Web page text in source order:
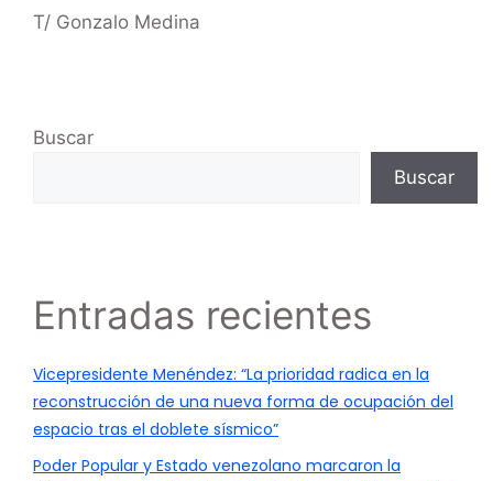
T/ Gonzalo Medina
Buscar
Buscar
Entradas recientes
Vicepresidente Menéndez: “La prioridad radica en la
reconstrucción de una nueva forma de ocupación del
espacio tras el doblete sísmico”
Poder Popular y Estado venezolano marcaron la